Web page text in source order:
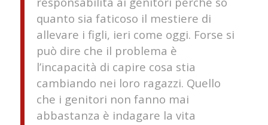
quanto sia faticoso il mestiere di
allevare i figli, ieri come oggi. Forse si
può dire che il problema è
l’incapacità di capire cosa stia
cambiando nei loro ragazzi. Quello
che i genitori non fanno mai
abbastanza è indagare la vita